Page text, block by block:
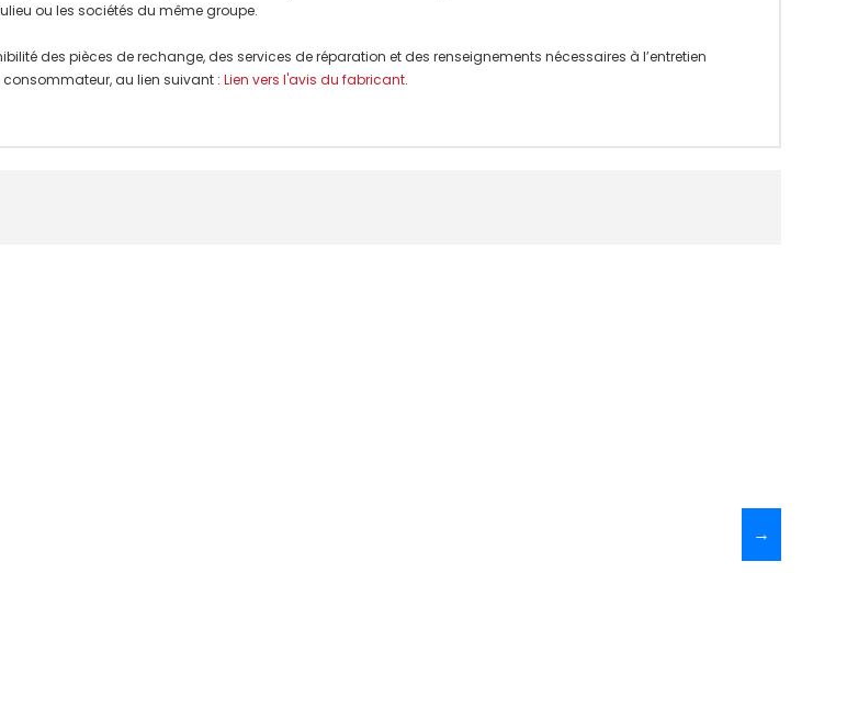
ou les sociétés du même groupe.
des pièces de rechange, des services de réparation et des renseignements nécessaires à l’entretien
consommateur, au lien suivant : Lien vers l'avis du fabricant.
→